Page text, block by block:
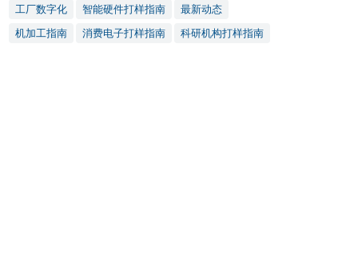
工厂数字化
智能硬件打样指南
最新动态
机加工指南
消费电子打样指南 科研机构打样指南